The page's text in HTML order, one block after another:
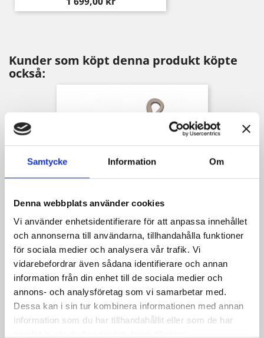
Samtycke Information Om
Denna webbplats använder cookies
Vi använder enhetsidentifierare för att anpassa innehållet
och annonserna till användarna, tillhandahålla funktioner
för sociala medier och analysera vår trafik. Vi
vidarebefordrar även sådana identifierare och annan
information från din enhet till de sociala medier och
annons- och analysföretag som vi samarbetar med.
Dessa kan i sin tur kombinera informationen med annan
information som du har tillhandahållit eller som de har
Kunder som köpt denna produkt köpte
också:
Ätpinne Blank
Pris
75,00 kr